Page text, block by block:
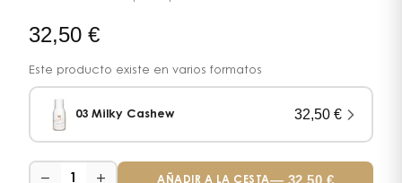
32,50 €
Este producto existe en varios formatos
03 Milky Cashew 32,50€
1 AÑADIR A LA CESTA